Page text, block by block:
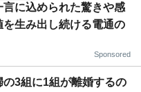
言に込められた驚きや感
生み出し続ける電通の
Sponsored
3組に1組が離婚するの